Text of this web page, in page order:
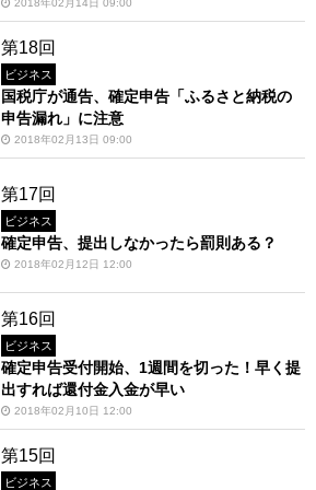
2018年02月14日 09:00
第18回
ビジネス
国税庁が通告、確定申告「ふるさと納税の
申告漏れ」に注意
2018年02月13日 09:00
第17回
ビジネス
確定申告、提出しなかったら罰則ある？
2018年02月12日 12:00
第16回
ビジネス
確定申告受付開始、1週間を切った！早く提
出すれば還付金入金が早い
2018年02月10日 12:00
第15回
ビジネス